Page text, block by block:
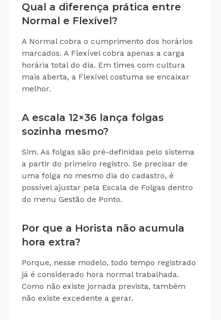
Qual a diferença prática entre
Normal e Flexível?
A Normal cobra o cumprimento dos horários
marcados. A Flexível cobra apenas a carga
horária total do dia. Em times com cultura
mais aberta, a Flexível costuma se encaixar
melhor.
A escala 12×36 lança folgas
sozinha mesmo?
Sim. As folgas são pré-definidas pelo sistema
a partir do primeiro registro. Se precisar de
uma folga no mesmo dia do cadastro, é
possível ajustar pela Escala de Folgas dentro
do menu Gestão de Ponto.
Por que a Horista não acumula
hora extra?
Porque, nesse modelo, todo tempo registrado
já é considerado hora normal trabalhada.
Como não existe jornada prevista, também
não existe excedente a gerar.